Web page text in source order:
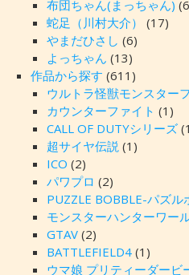
布団ちゃん(まっちゃん)
蛇足（川村大介）
(17)
やまだひさし (6)
よっちゃん (13)
作品から探す (611)
ウルトラ怪獣モンスター
カウンターファイト (1)
CALL OF DUTYシリーズ
超サイヤ伝説 (1)
ICO (2)
パワプロ (2)
PUZZLE BOBBLE-パズル
モンスターハンターワー
GTAV(2)
BATTLEFIELD4(1)
ウマ娘 プリティーダービ